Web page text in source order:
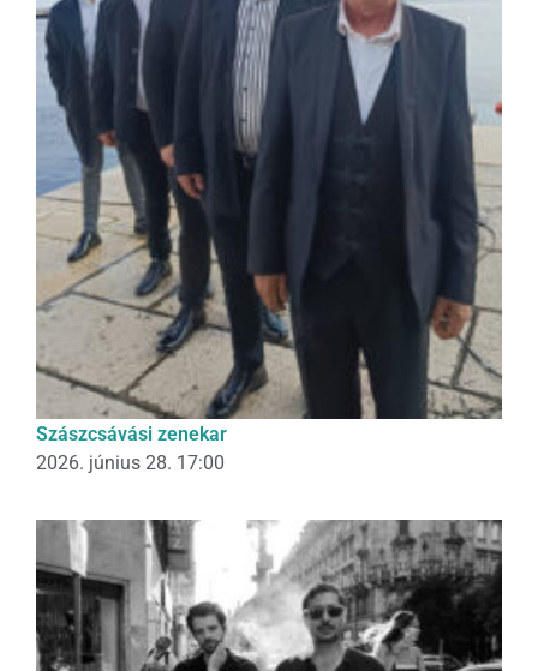
Szászcsávási zenekar
2026. június 28. 17:00